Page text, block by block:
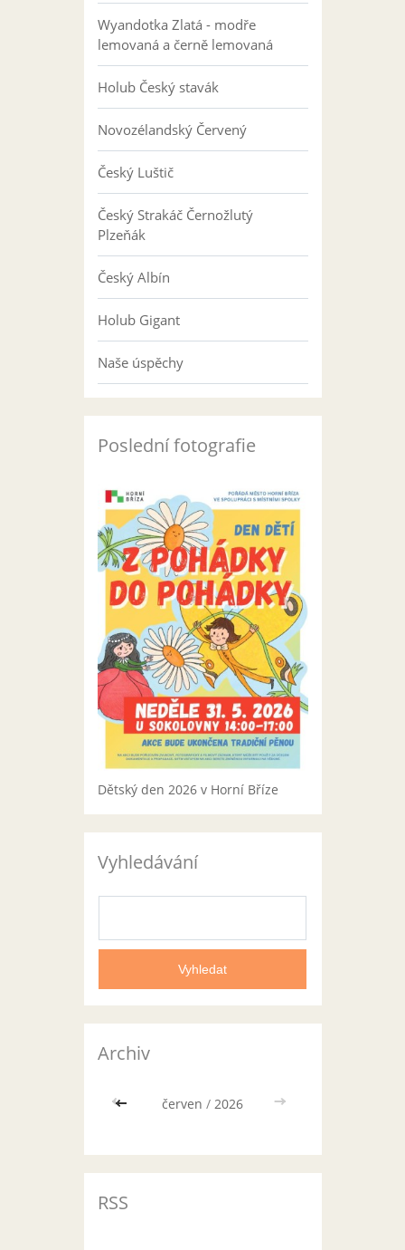
Wyandotka Zlatá - modře
lemovaná a černě lemovaná
Holub Český stavák
Novozélandský Červený
Český Luštič
Český Strakáč Černožlutý
Plzeňák
Český Albín
Holub Gigant
Naše úspěchy
Poslední fotografie
Dětský den 2026 v Horní Bříze
Vyhledávání
Archiv
<< červen / 2026 >>
RSS